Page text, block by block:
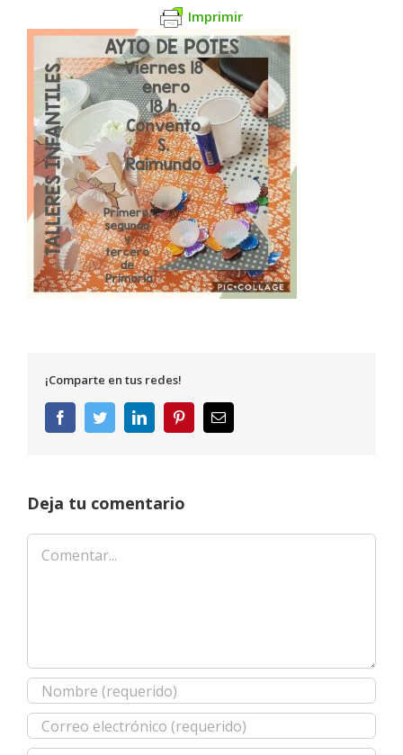
Imprimir
¡Comparte en tus redes!
FacebookTwitterLinkedInPinterestCorreo
electrónico
Deja tu comentario
Comentar